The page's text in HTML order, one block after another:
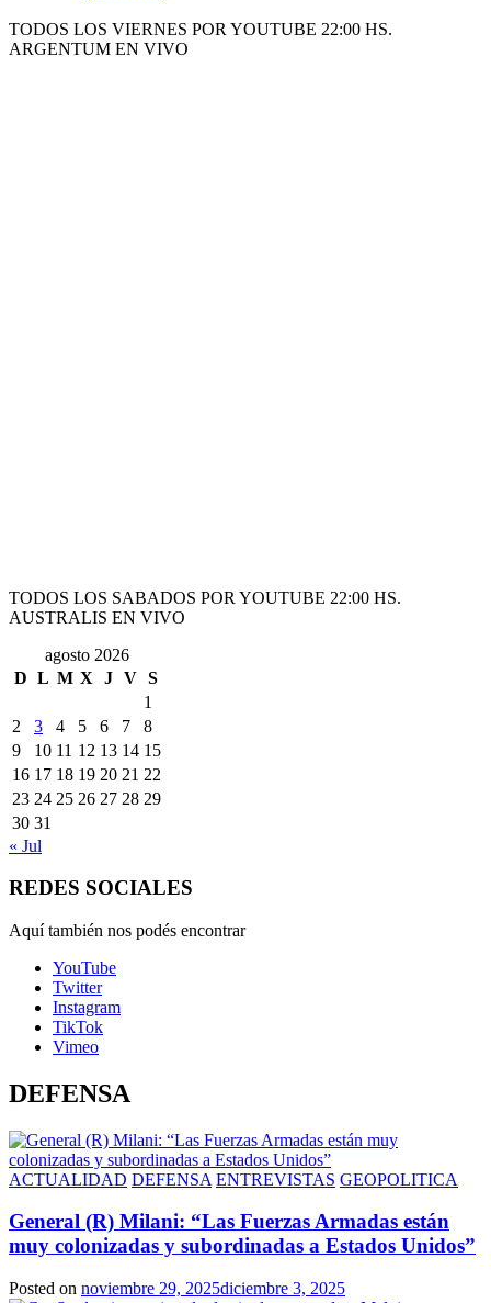
TODOS LOS VIERNES POR YOUTUBE 22:00 HS.
ARGENTUM EN VIVO
TODOS LOS SABADOS POR YOUTUBE 22:00 HS.
AUSTRALIS EN VIVO
agosto 2026
D L M X J V S
1
2
3 4 5 6 7
8
9
10 11 12 13 14 15
16 17 18 19 20 21 22
23 24 25 26 27 28 29
30 31
« Jul
REDES SOCIALES
Aquí también nos podés encontrar
YouTube
Twitter
Instagram
TikTok
Vimeo
DEFENSA
ACTUALIDAD DEFENSA ENTREVISTAS GEOPOLITICA
General (R) Milani: “Las Fuerzas Armadas están
muy colonizadas y subordinadas a Estados Unidos”
Posted on noviembre 29, 2025diciembre 3, 2025